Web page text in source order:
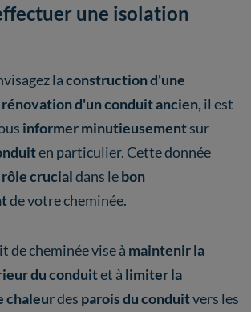
une isolation
laconstruction d'une
rénovation d'un conduit ancien, il est
informer minutieusementsur
en particulier. Cette donnée
rôle crucialdans lebon
de votre cheminée.
de cheminée vise à maintenir la
du conduitet à limiter la
chaleurdes parois du conduitvers les